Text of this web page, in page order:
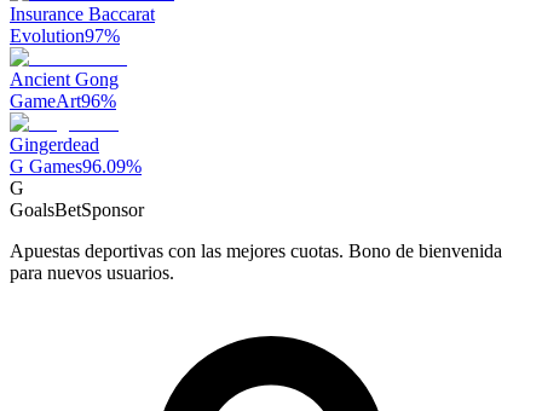
Insurance Baccarat
Evolution97%
Ancient Gong
GameArt96%
Gingerdead
G Games96.09%
G
GoalsBetSponsor
Apuestas deportivas con las mejores cuotas. Bono de bienvenida
para nuevos usuarios.